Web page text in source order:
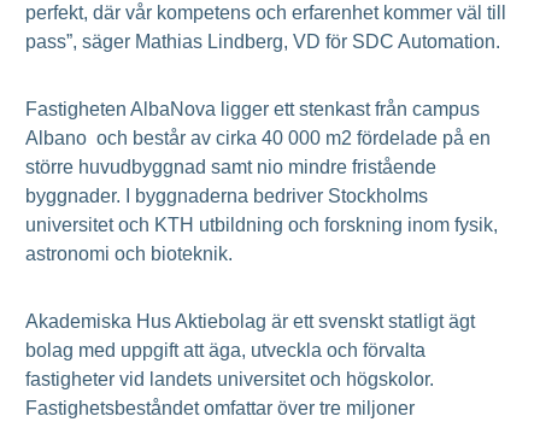
perfekt, där vår kompetens och erfarenhet kommer väl till
pass”, säger Mathias Lindberg, VD för SDC Automation.
Fastigheten AlbaNova ligger ett stenkast från campus
Albano och består av cirka 40 000 m2 fördelade på en
större huvudbyggnad samt nio mindre fristående
byggnader. I byggnaderna bedriver Stockholms
universitet och KTH utbildning och forskning inom fysik,
astronomi och bioteknik.
Akademiska Hus Aktiebolag är ett svenskt statligt ägt
bolag med uppgift att äga, utveckla och förvalta
fastigheter vid landets universitet och högskolor.
Fastighetsbeståndet omfattar över tre miljoner